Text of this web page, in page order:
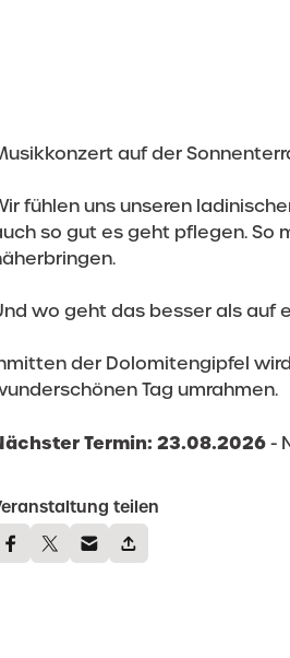
auf der
fühlen uns unseren
so gut es geht pflegen. So
wo geht das besser als auf
der Dolomitengipfel
Tag umrahmen.
Termin: 23.08.2026-
teilen